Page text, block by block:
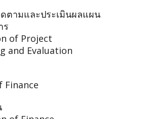
ตามและประเมินผลแผน
ร
of Project
and Evaluation
Finance